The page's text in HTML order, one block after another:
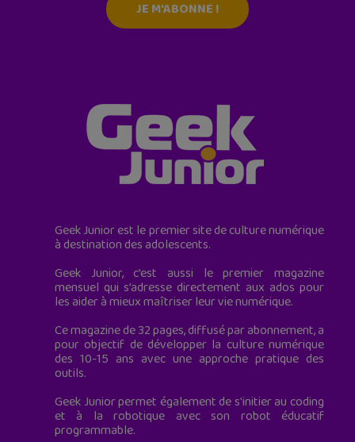
JE M'ABONNE !
Geek Junior est le premier site de culture numérique
à destination des adolescents.
Geek Junior, c’est aussi le premier magazine
mensuel qui s’adresse directement aux ados pour
les aider à mieux maîtriser leur vie numérique.
Ce magazine de 32 pages, diffusé par abonnement, a
pour objectif de développer la culture numérique
des 10-15 ans avec une approche pratique des
outils.
Geek Junior permet également de s'initier au coding
et à la robotique avec son robot éducatif
programmable.